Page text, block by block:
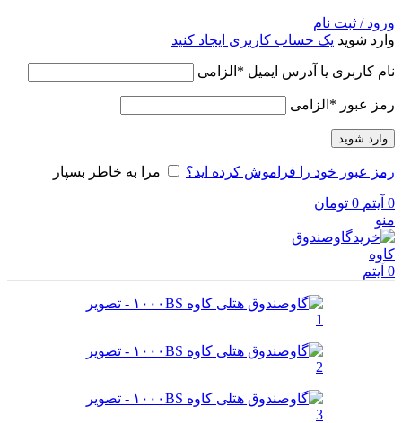
ورود / ثبت نام
وارد شوید یک حساب کاربری ایجاد کنید
نام کاربری یا آدرس ایمیل * الزامی
رمز عبور * الزامی
وارد شوید
رمز عبور خود را فراموش کرده اید؟ مرا به خاطر بسپار
0 آیتم 0 تومان
منو
0 آیتم